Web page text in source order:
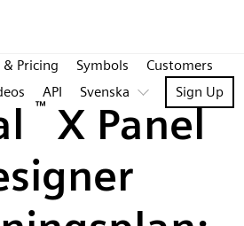
& Pricing Symbols
Customers
API Svenska
Sign Up
™
X Panel